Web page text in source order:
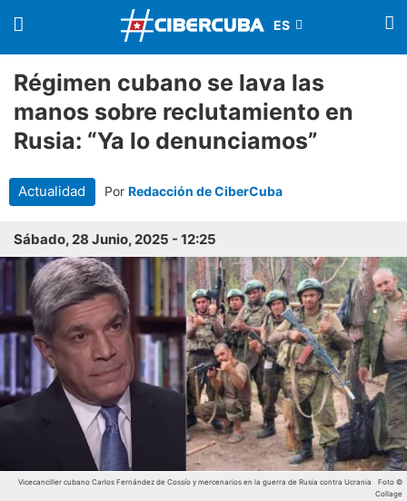
Régimen cubano se lava las
manos sobre reclutamiento en
Rusia: “Ya lo denunciamos”
Actualidad Por Redacción de CiberCuba
Sábado, 28 Junio, 2025 - 12:25
Vicecanciller cubano Carlos Fernández de Cossío y mercenarios en la guerra de Rusia contra Ucrania
Foto ©
Collage